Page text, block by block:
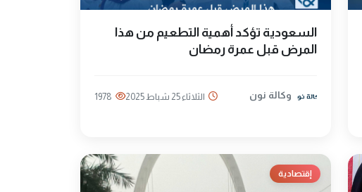
السعودية تؤكد أهمية التطعيم من هذا
المرض قبل عمرة رمضان
وكالة نون الثلاثاء 25 شباط 2025 1978
إقتصادية